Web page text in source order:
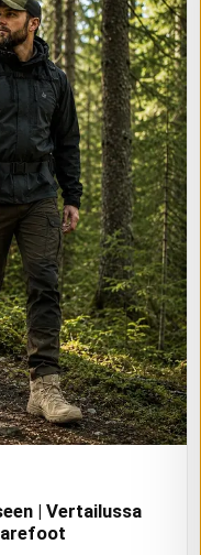
| Vertailussa